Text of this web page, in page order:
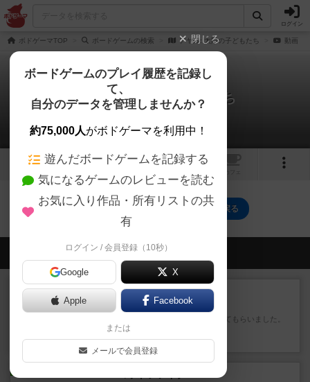
ログイン
ボドゲーマTOP ボードゲームの検索 アヤル: 太陽の子どもたち 動画
アヤル: 太陽の子どもたち
0件の動画
5 2
アヤル: 太陽の子どもたちのトップに戻る
会員の新しい投稿
レビュー
オラニエンブルガー運河
友人の所持してるゲームをさせてもらいました。
順番にできる作業のいずれか...
16分前by おっちょこちょい
閉じる
ボードゲームのプレイ履歴を記録し
て、
自分のデータを管理しませんか？
約75,000人がボドゲーマを利用中！
遊んだボードゲームを記録する
気になるゲームのレビューを読む
お気に入り作品・所有リストの共
有
ログイン / 会員登録（10秒）
Google X
Apple Facebook
または
メールで会員登録